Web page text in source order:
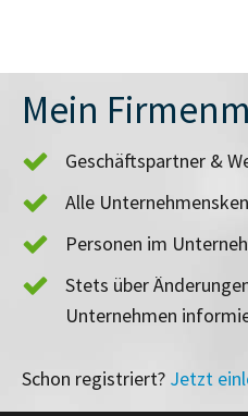
Mein
Geschäftspartner &
Alle
Personen im
Stets über
Unternehmen
Schon registriert? Jetzt